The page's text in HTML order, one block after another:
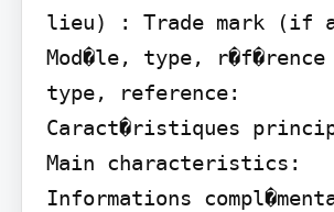
lieu) : Trade mark (if
Mod�le, type, r�f�rence
type, reference:
Caract�ristiques
Main characteristics:
Informations